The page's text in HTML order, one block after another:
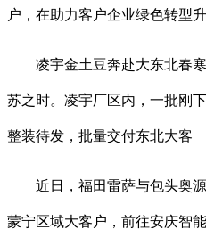
户，在助力客户企业绿色转型
凌宇金土豆奔赴大东北春寒
苏之时。凌宇厂区内，一批刚
整装待发，批量交付东北大客
近日，福田雷萨与包头奥源
蒙宁区域大客户，前往安庆智